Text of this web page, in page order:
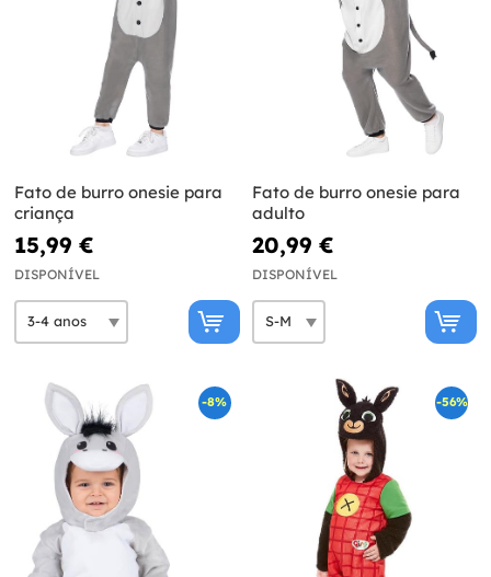
Fato de burro onesie para
criança
15,99 €
DISPONÍVEL
Fato de burro onesie para
adulto
20,99 €
DISPONÍVEL
-8% -56%